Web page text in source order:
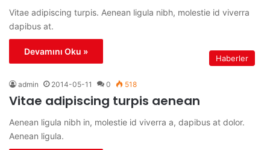
Vitae adipiscing turpis. Aenean ligula nibh, molestie id viverra
dapibus at.
Devamını Oku »
Haberler
admin 2014-05-11 0 518
Vitae adipiscing turpis aenean
Aenean ligula nibh in, molestie id viverra a, dapibus at dolor.
Aenean ligula.